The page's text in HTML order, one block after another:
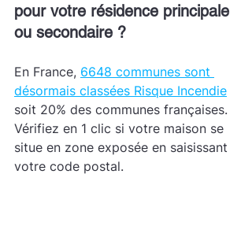
pour votre résidence principale
ou secondaire ?
En France, 6648 communes sont
désormais classées Risque Incendie
soit 20% des communes françaises.
Vérifiez en 1 clic si votre maison se
situe en zone exposée en saisissant
votre code postal.